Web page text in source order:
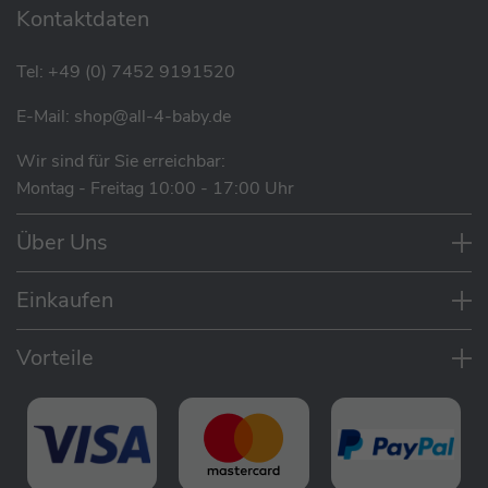
Eigenschaften
Geeignet für Kinder bis zu einem Gewicht von
22 kg
Wiegt nur 7,7 kg, was ihn zu einem echten
Leichtgewicht macht
Trotz des geringen Gewichts bietet er eine
Cybex Agis Buggy - Reisebuggy
statt 209,95 €
168,00 €
SALE
179,00 €
Kontaktdaten
Tel: +49 (0) 7452 9191520
E-Mail: shop@all-4-baby.de
Wir sind für Sie erreichbar:
Montag - Freitag 10:00 - 17:00 Uhr
Über Uns
Einkaufen
Vorteile